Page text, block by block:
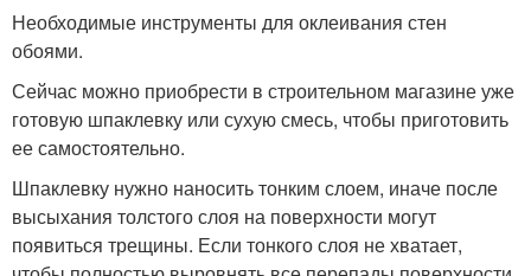
Необходимые инструменты для оклеивания стен
обоями.
Сейчас можно приобрести в строительном магазине уже
готовую шпаклевку или сухую смесь, чтобы приготовить
ее самостоятельно.
Шпаклевку нужно наносить тонким слоем, иначе после
высыхания толстого слоя на поверхности могут
появиться трещины. Если тонкого слоя не хватает,